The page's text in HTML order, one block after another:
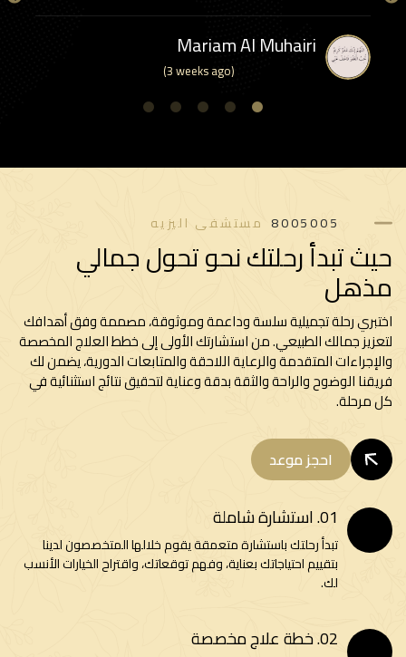
Mariam Al Muhairi
(3 weeks ago)
2
3
4
5
مستشفى اليزيه
تبدأ رحلتك نحو تحول جمالي
رحلة تجميلية سلسة وداعمة وموثوقة، مصممة وفق أهدافك
جمالك الطبيعي. من استشارتك الأولى إلى خطط العلاج المخصصة
المتقدمة والرعاية اللاحقة والمتابعات الدورية، يضمن لك
الوضوح والراحة والثقة بدقة وعناية لتحقيق نتائج استثنائية في
احجز موعد
01. استشارة شاملة
تبدأ رحلتك باستشارة متعمقة يقوم خلالها المتخصصون لدينا
بتقييم احتياجاتك بعناية، وفهم توقعاتك، واقتراح الخيارات الأنسب
02. خطة علاج مخصصة